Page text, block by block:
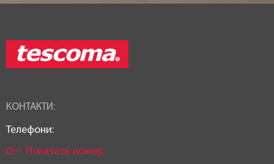
КОНТАКТИ:
Телефони:
063 Показать номер